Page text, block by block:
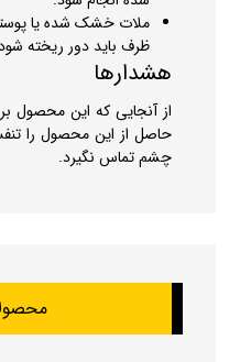
ملات خشک شده یا
ظرف باید دور ریخته
هشدارها
از آنجایی که این محصول
حاصل از این محصول را
چشم تماس نگیرد.